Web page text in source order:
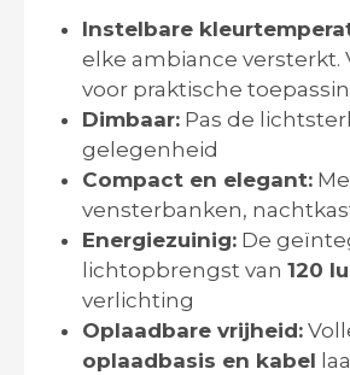
Instelbare
elke ambiance
voor praktische
Dimbaar: Pas de
gelegenheid
Compact en elegant:
vensterbanken,
Energiezuinig: De
lichtopbrengst van 120
verlichting
Oplaadbare vrijheid:
oplaadbasis en kabel